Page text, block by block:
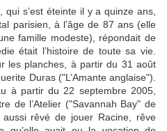
, qui s’est éteinte il y a quinze ans,
parisien, à l’âge de 87 ans (elle
famille modeste), répondait de
était l’histoire de toute sa vie.
les planches, à partir du 31 août
Duras ("L’Amante anglaise").
à partir du 22 septembre 2005,
de l’Atelier ("Savannah Bay" de
rêvé de jouer Racine, rêve